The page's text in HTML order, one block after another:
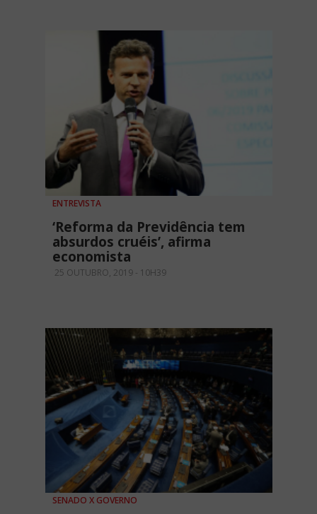
ENTREVISTA
‘Reforma da Previdência tem
absurdos cruéis’, afirma
economista
25 OUTUBRO, 2019 - 10H39
SENADO X GOVERNO